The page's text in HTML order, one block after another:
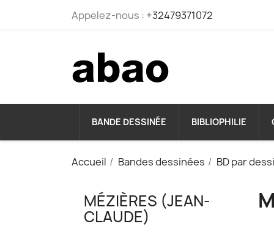
Appelez-nous : +32479371072
BANDE DESSINÉE BIBLIOPHILIE
Accueil Bandes dessinées BD par
MÉZIÈRES (JEAN-
CLAUDE)